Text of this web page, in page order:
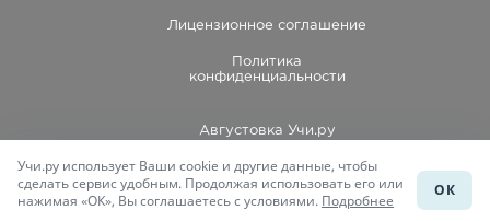
Лицензионное соглашение
Политика
конфиденциальности
Августовка Учи.ру
Каталог школ
Подготовка к уроку
Учи.ру использует Ваши cookie и другие данные, чтобы
сделать сервис удобным. Продолжая использовать его или
нажимая «ОК», Вы соглашаетесь с условиями. Подробнее
ОК